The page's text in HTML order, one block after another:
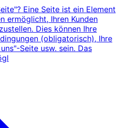
Eine Seite ist ein Element
ermöglicht, Ihren Kunden
Dies können Ihre
(obligatorisch), Ihre
Seite usw. sein. Das